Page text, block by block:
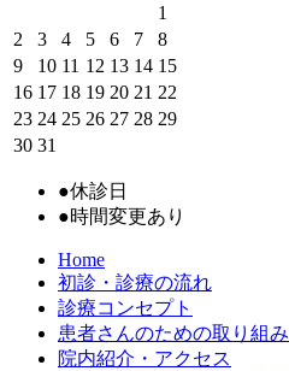
1
2
3 4 5 6 7
8
9
10 11 12 13 14 15
16 17 18 19 20 21 22
23 24 25 26 27 28 29
30 31
●休診日
●時間変更あり
Home
初診・診療の流れ
診療コンセプト
患者さんのための取り組み
院内紹介・アクセス